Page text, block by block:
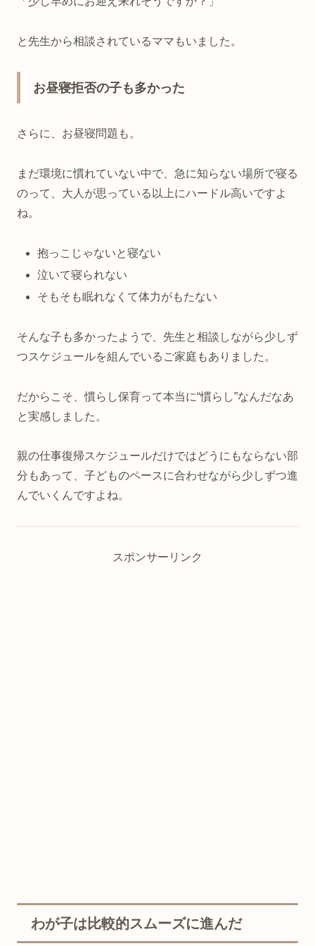
と先生から相談されているママもいました。
お昼寝拒否の子も多かった
さらに、お昼寝問題も。
まだ環境に慣れていない中で、急に知らない場所で寝る
のって、大人が思っている以上にハードル高いですよ
ね。
抱っこじゃないと寝ない
泣いて寝られない
そもそも眠れなくて体力がもたない
そんな子も多かったようで、先生と相談しながら少しず
つスケジュールを組んでいるご家庭もありました。
だからこそ、慣らし保育って本当に“慣らし”なんだなあ
と実感しました。
親の仕事復帰スケジュールだけではどうにもならない部
分もあって、子どものペースに合わせながら少しずつ進
んでいくんですよね。
スポンサーリンク
わが子は比較的スムーズに進んだ